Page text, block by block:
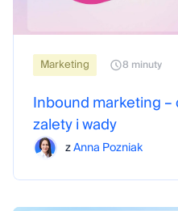
Marketing 8 minuty
Inbound marketing –
zalety i wady
zAnna Pozniak